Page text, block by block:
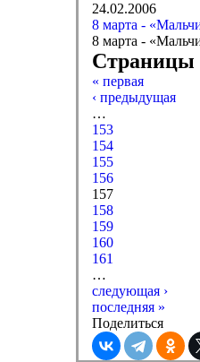
24.02.2006
8 марта -
8 марта -
Страницы
« первая
‹ предыдущая
…
153
154
155
156
157
158
159
160
161
…
следующая ›
последняя »
Поделиться